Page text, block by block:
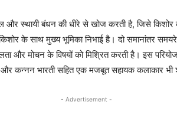
और स्थायी बंधन की धीरे से खोज करती है, जिसे किशोर
किशोर के साथ मुख्य भूमिका निभाई है। दो समानांतर
और मोचन के विषयों को मिश्रित करती है। इस
कन्नन भारती सहित एक मजबूत सहायक कलाकार भी
- Advertisement -